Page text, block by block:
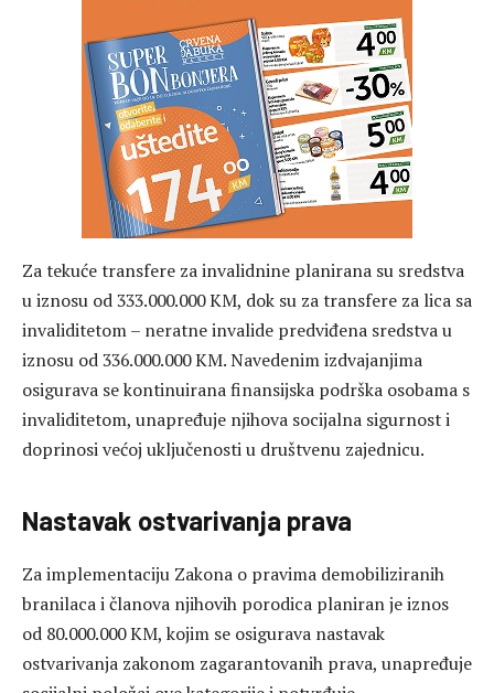
Za tekuće transfere za invalidnine planirana su sredstva
u iznosu od 333.000.000 KM, dok su za transfere za lica sa
invaliditetom – neratne invalide predviđena sredstva u
iznosu od 336.000.000 KM. Navedenim izdvajanjima
osigurava se kontinuirana finansijska podrška osobama s
invaliditetom, unapređuje njihova socijalna sigurnost i
doprinosi većoj uključenosti u društvenu zajednicu.
Nastavak ostvarivanja prava
Za implementaciju Zakona o pravima demobiliziranih
branilaca i članova njihovih porodica planiran je iznos
od 80.000.000 KM, kojim se osigurava nastavak
ostvarivanja zakonom zagarantovanih prava, unapređuje